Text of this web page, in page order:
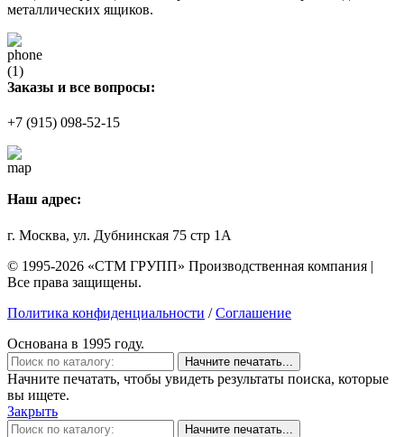
металлических ящиков.
Заказы и все вопросы:
+7 (915) 098-52-15
Наш адрес:
г. Москва, ул. Дубнинская 75 стр 1А
© 1995-2026 «СТМ ГРУПП» Производственная компания |
Все права защищены.
Политика конфиденциальности /Соглашение
Основана в 1995 году.
Начните печатать...
Начните печатать, чтобы увидеть результаты поиска, которые
вы ищете.
Закрыть
Начните печатать...